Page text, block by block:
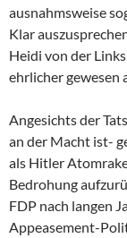
ausnahmsweise
Klar
Heidi von der
ehrlicher gewesen
Angesichts der
an der Macht ist-
als Hitler
Bedrohung
FDP nach langen
Appeasement-